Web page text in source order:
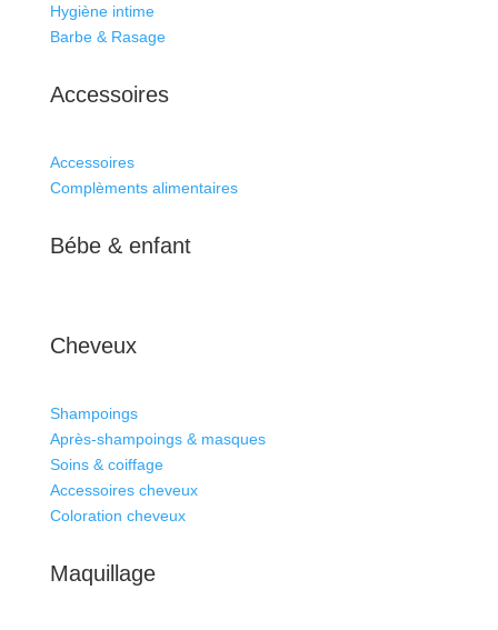
Hygiène intime
Barbe & Rasage
Accessoires
Accessoires
Complèments alimentaires
Bébe & enfant
Cheveux
Shampoings
Après-shampoings & masques
Soins & coiffage
Accessoires cheveux
Coloration cheveux
Maquillage